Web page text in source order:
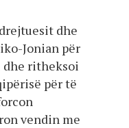
dhe
Jonian për
ritheksoi
për të
vendin me